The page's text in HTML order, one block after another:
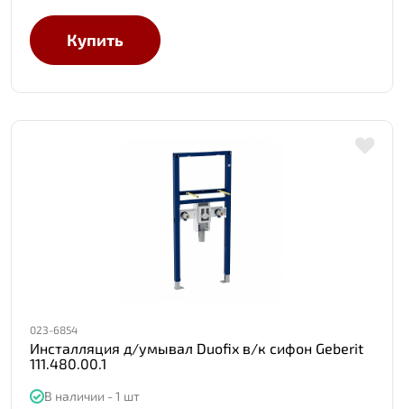
Купить
023-6854
Инсталляция д/умывал Duofix в/к сифон Geberit
111.480.00.1
В наличии - 1 шт